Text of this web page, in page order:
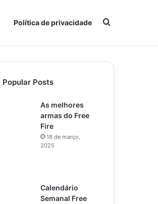
Política de privacidade Procurar por
Popular Posts
As melhores
armas do Free
Fire
18 de março,
2025
Calendário
Semanal Free